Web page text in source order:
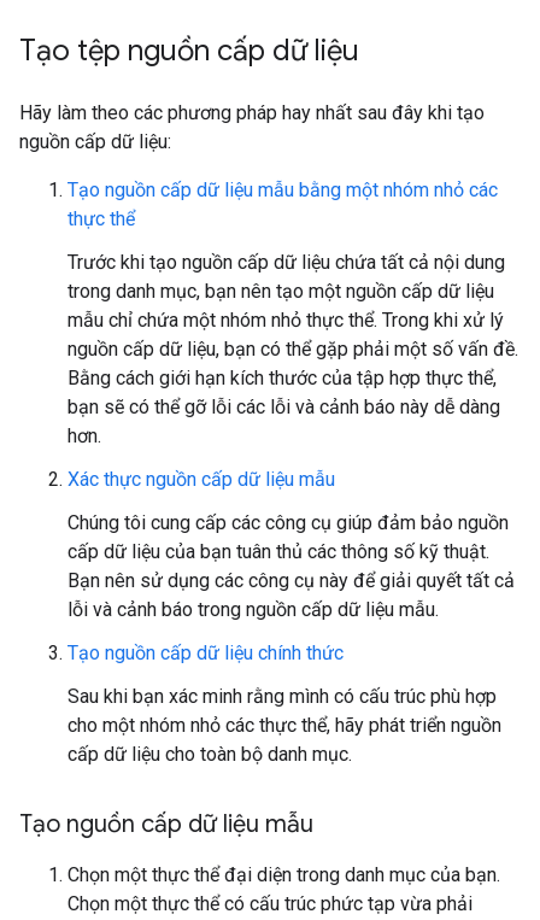
Tạo tệp nguồn cấp dữ liệu
Hãy làm theo các phương pháp hay nhất sau đây khi tạo
nguồn cấp dữ liệu:
Tạo nguồn cấp dữ liệu mẫu bằng một nhóm nhỏ các
thực thể
Trước khi tạo nguồn cấp dữ liệu chứa tất cả nội dung
trong danh mục, bạn nên tạo một nguồn cấp dữ liệu
mẫu chỉ chứa một nhóm nhỏ thực thể. Trong khi xử lý
nguồn cấp dữ liệu, bạn có thể gặp phải một số vấn đề.
Bằng cách giới hạn kích thước của tập hợp thực thể,
bạn sẽ có thể gỡ lỗi các lỗi và cảnh báo này dễ dàng
hơn.
Xác thực nguồn cấp dữ liệu mẫu
Chúng tôi cung cấp các công cụ giúp đảm bảo nguồn
cấp dữ liệu của bạn tuân thủ các thông số kỹ thuật.
Bạn nên sử dụng các công cụ này để giải quyết tất cả
lỗi và cảnh báo trong nguồn cấp dữ liệu mẫu.
Tạo nguồn cấp dữ liệu chính thức
Sau khi bạn xác minh rằng mình có cấu trúc phù hợp
cho một nhóm nhỏ các thực thể, hãy phát triển nguồn
cấp dữ liệu cho toàn bộ danh mục.
Tạo nguồn cấp dữ liệu mẫu
Chọn một thực thể đại diện trong danh mục của bạn.
Chọn một thực thể có cấu trúc phức tạp vừa phải